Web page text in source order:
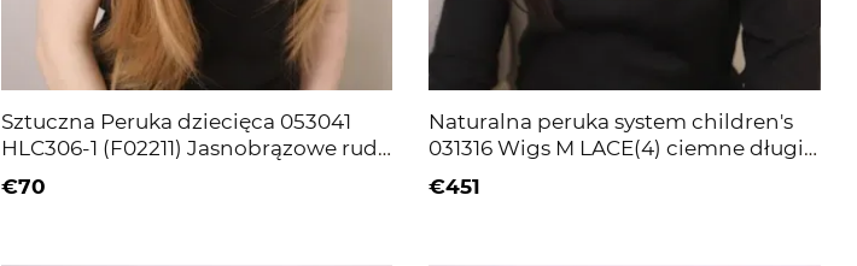
Sztuczna Peruka dziecięca 053041
HLC306-1 (F02211) Jasnobrązowe rude
długie włosyp
€70
Naturalna peruka system children's
031316 Wigs M LACE(4) ciemne długie
włosy
€451